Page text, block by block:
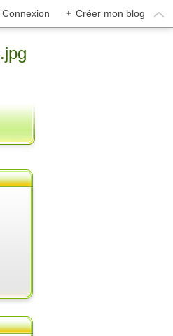
Connexion + Créer mon blog